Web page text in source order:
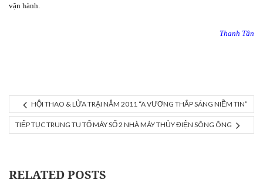
vận hành.
Thanh Tân
HỘI THAO & LỬA TRẠI NĂM 2011 “A VƯƠNG THẮP SÁNG NIỀM TIN”
TIẾP TỤC TRUNG TU TỔ MÁY SỐ 2 NHÀ MÁY THỦY ĐIỆN SÔNG ÔNG
RELATED POSTS